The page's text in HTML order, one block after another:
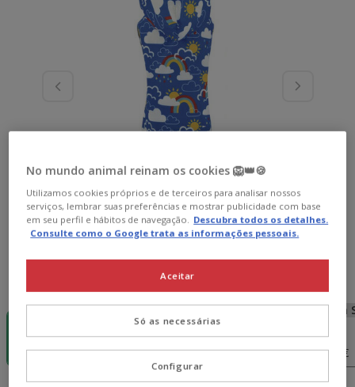
XXXS
-15€ c/
15.99€
XXS
Sem Stock
16.99€
XS
Sem Stock
17.99€
Sem
18.99€
No mundo animal reinam os cookies 🦁👑🍪
Utilizamos cookies próprios e de terceiros para analisar nossos
serviços, lembrar suas preferências e mostrar publicidade com base
em seu perfil e hábitos de navegação. Descubra todos os detalhes.
Consulte como o Google trata as informações pessoais.
Só as necessárias
Aceitar
Configurar